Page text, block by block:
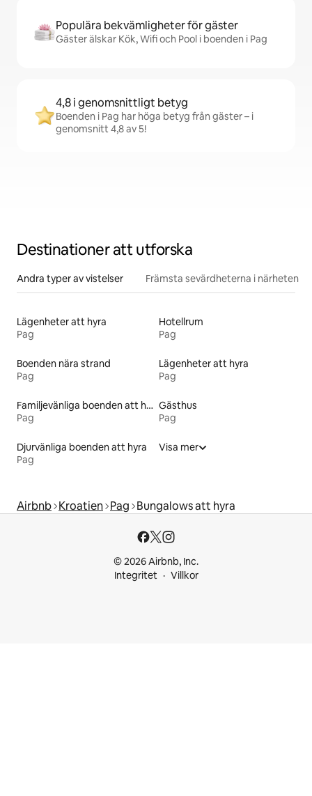
Populära bekvämligheter för gäster
Gäster älskar Kök, Wifi och Pool i boenden i Pag
4,8 i genomsnittligt betyg
Boenden i Pag har höga betyg från gäster – i
genomsnitt 4,8 av 5!
Destinationer att utforska
Andra typer av vistelser Främsta sevärdheterna i närheten
Lägenheter att hyra
Pag
Hotellrum
Pag
Boenden nära strand
Pag
Lägenheter att hyra
Pag
Familjevänliga boenden att hyra
Pag
Gästhus
Pag
Djurvänliga boenden att hyra
Pag
Visa mer
Airbnb Kroatien Pag Bungalows att hyra
© 2026 Airbnb, Inc.
Integritet
Villkor